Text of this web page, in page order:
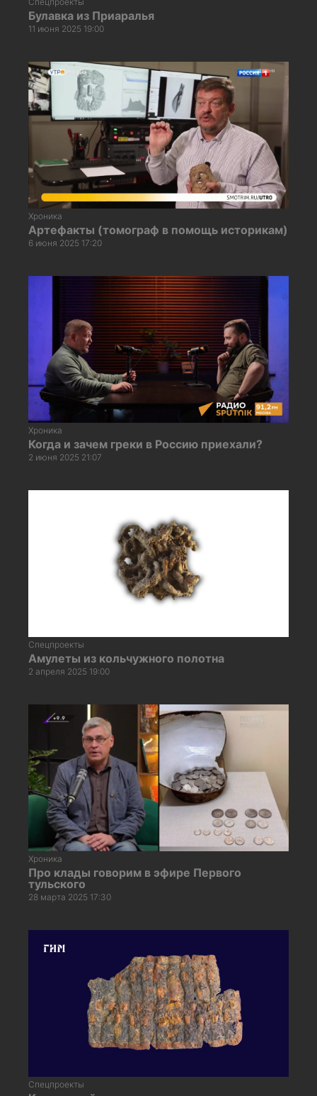
Булавка из Приаралья
11 июня 2025 19:00
Хроника
Артефакты (томограф в помощь историкам)
6 июня 2025 17:20
Хроника
Когда и зачем греки в Россию приехали?
2 июня 2025 21:07
Спецпроекты
Амулеты из кольчужного полотна
2 апреля 2025 19:00
Хроника
Про клады говорим в эфире Первого
тульского
28 марта 2025 17:30
Спецпроекты